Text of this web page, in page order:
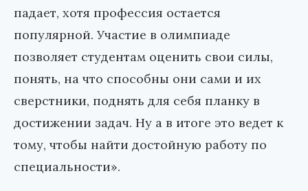
падает, хотя профессия остается
популярной. Участие в олимпиаде
позволяет студентам оценить свои силы,
понять, на что способны они сами и их
сверстники, поднять для себя планку в
достижении задач. Ну а в итоге это ведет к
тому, чтобы найти достойную работу по
специальности».